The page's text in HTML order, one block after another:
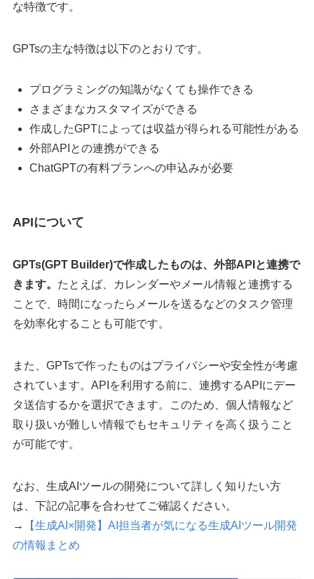
な特徴です。
GPTsの主な特徴は以下のとおりです。
プログラミングの知識がなくても操作できる
さまざまなカスタマイズができる
作成したGPTによっては収益が得られる可能性がある
外部APIとの連携ができる
ChatGPTの有料プランへの申込みが必要
APIについて
GPTs(GPT Builder)で作成したものは、外部APIと連携で
きます。 たとえば、カレンダーやメール情報と連携する
ことで、時間になったらメールを送るなどのタスク管理
を効率化することも可能です。
また、GPTsで作ったものはプライバシーや安全性が考慮
されています。APIを利用する前に、連携するAPIにデー
タ送信するかを選択できます。このため、個人情報など
取り扱いが難しい情報でもセキュリティを高く扱うこと
が可能です。
なお、生成AIツールの開発について詳しく知りたい方
は、下記の記事を合わせてご確認ください。
→
【生成AI×開発】AI担当者が気になる生成AIツール開発
の情報まとめ